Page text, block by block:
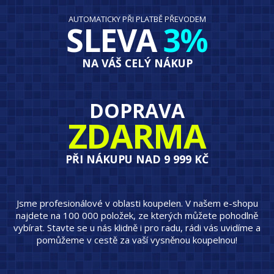
AUTOMATICKY PŘI PLATBĚ PŘEVODEM
SLEVA3%
NA VÁŠ CELÝ NÁKUP
DOPRAVA
ZDARMA
PŘI NÁKUPU NAD 9 999 KČ
Jsme profesionálové v oblasti koupelen. V našem e-shopu
najdete na 100 000 položek, ze kterých můžete pohodlně
vybírat. Stavte se u nás klidně i pro radu, rádi vás uvidíme a
pomůžeme v cestě za vaší vysněnou koupelnou!